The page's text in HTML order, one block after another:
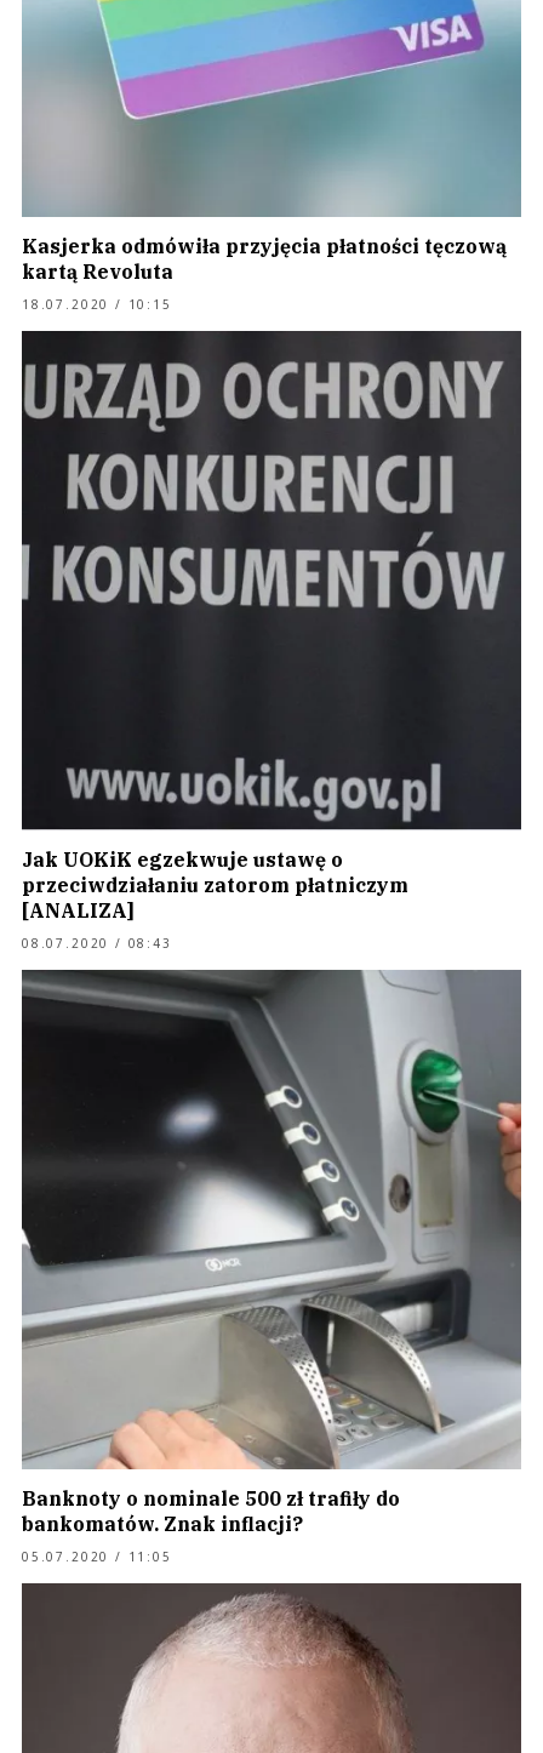
Kasjerka odmówiła przyjęcia płatności tęczową
kartą Revoluta
18.07.2020 / 10:15
Jak UOKiK egzekwuje ustawę o
przeciwdziałaniu zatorom płatniczym
[ANALIZA]
08.07.2020 / 08:43
Banknoty o nominale 500 zł trafiły do
bankomatów. Znak inflacji?
05.07.2020 / 11:05